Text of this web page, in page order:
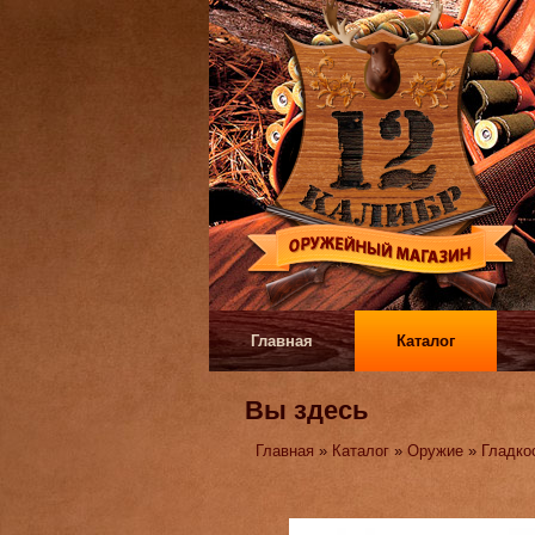
Главная Каталог
Вы здесь
Главная » Каталог »Оружие »